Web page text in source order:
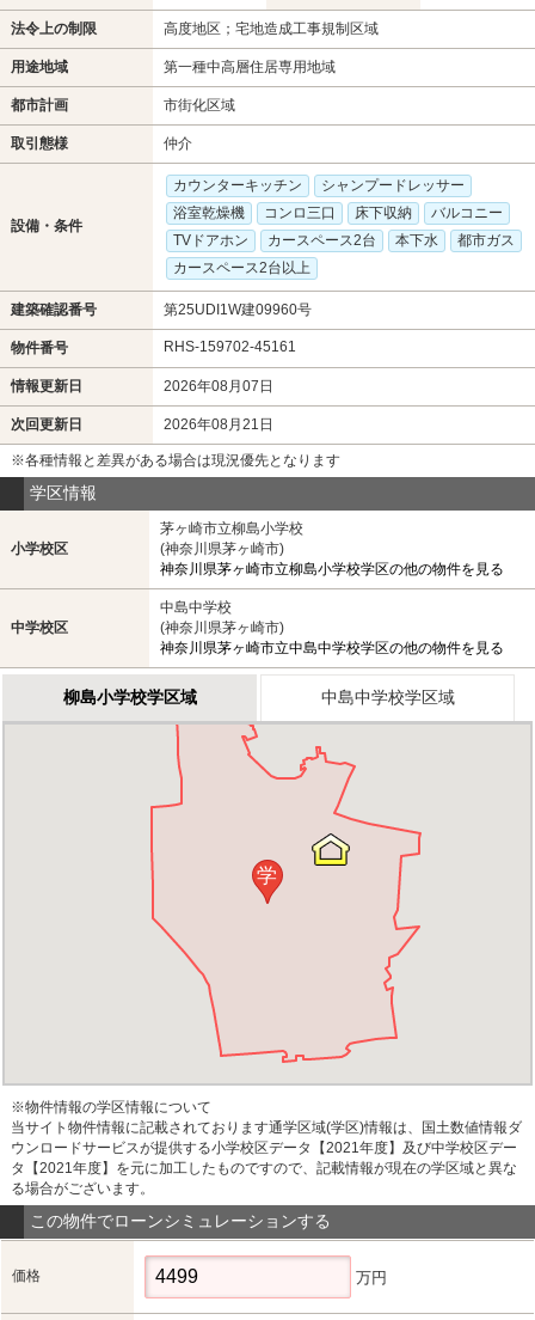
法令上の制限 高度地区；宅地造成工事規制区域
用途地域 第一種中高層住居専用地域
都市計画 市街化区域
取引態様 仲介
設備・条件
カウンターキッチン
シャンプードレッサー
浴室乾燥機
コンロ三口 床下収納
バルコニー
TVドアホン
カースペース2台 本下水
都市ガス
カースペース2台以上
建築確認番号 第25UDI1W建09960号
物件番号 RHS-159702-45161
情報更新日 2026年08月07日
次回更新日 2026年08月21日
※各種情報と差異がある場合は現況優先となります
学区情報
小学校区
茅ヶ崎市立柳島小学校
(神奈川県茅ヶ崎市)
神奈川県茅ヶ崎市立柳島小学校学区の他の物件を見る
中学校区
中島中学校
(神奈川県茅ヶ崎市)
神奈川県茅ヶ崎市立中島中学校学区の他の物件を見る
柳島小学校学区域 中島中学校学区域
学
※物件情報の学区情報について
当サイト物件情報に記載されております通学区域(学区)情報は、国土数値情報ダ
ウンロードサービスが提供する小学校区データ【2021年度】及び中学校区デー
タ【2021年度】を元に加工したものですので、記載情報が現在の学区域と異な
る場合がございます。
この物件でローンシミュレーションする
価格 万円